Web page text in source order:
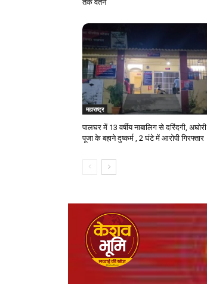
तक वेतन
महाराष्ट्र
पालघर में 13 वर्षीय नाबालिग से दरिंदगी, अघोरी
पूजा के बहाने दुष्कर्म , 2 घंटे में आरोपी गिरफ्तार